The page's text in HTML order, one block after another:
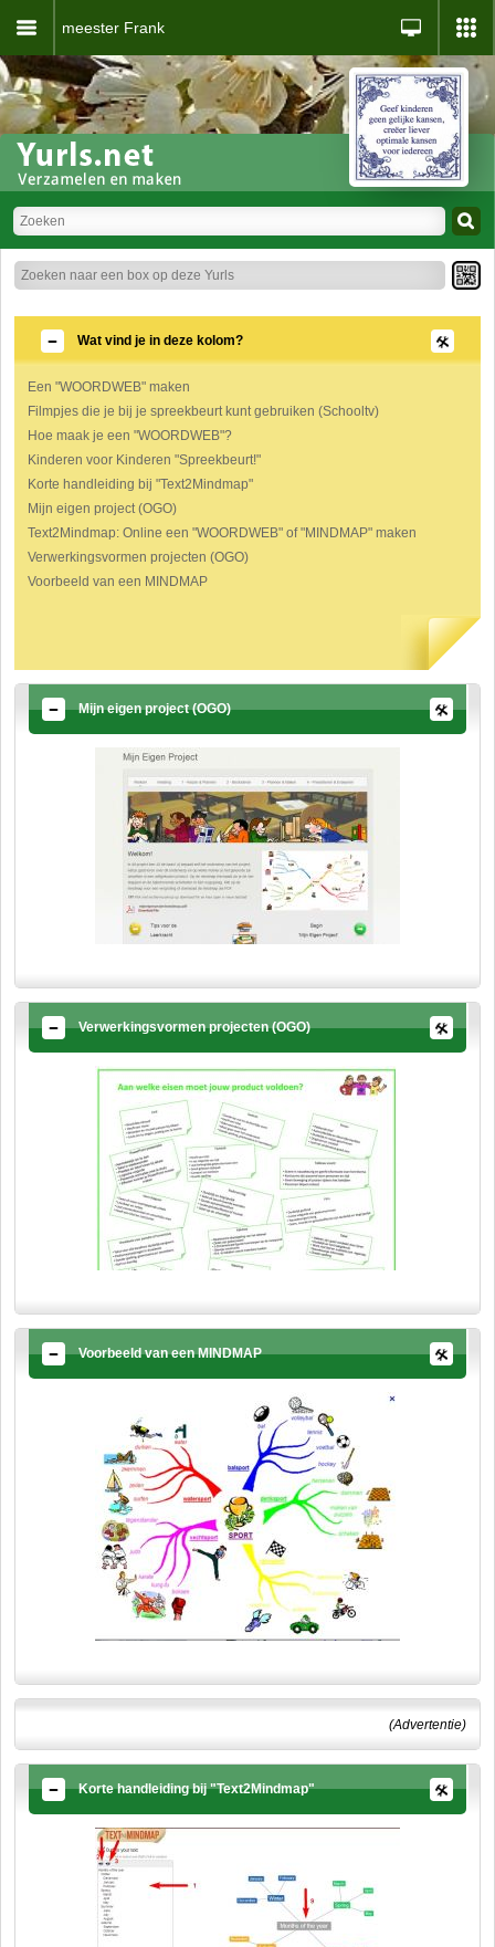
meester Frank
Wat vind je in deze kolom?
Een "WOORDWEB" maken
Filmpjes die je bij je spreekbeurt kunt gebruiken (Schooltv)
Hoe maak je een "WOORDWEB"?
Kinderen voor Kinderen "Spreekbeurt!"
Korte handleiding bij "Text2Mindmap"
Mijn eigen project (OGO)
Text2Mindmap: Online een "WOORDWEB" of "MINDMAP" maken
Verwerkingsvormen projecten (OGO)
Voorbeeld van een MINDMAP
Mijn eigen project (OGO)
Verwerkingsvormen projecten (OGO)
Voorbeeld van een MINDMAP
(Advertentie)
Korte handleiding bij "Text2Mindmap"